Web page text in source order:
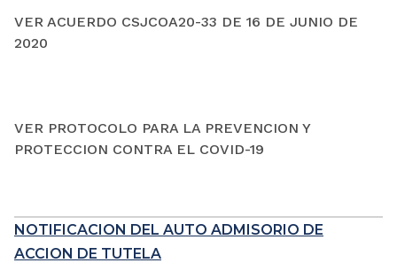
VER ACUERDO CSJCOA20-33 DE 16 DE JUNIO DE
2020
VER PROTOCOLO PARA LA PREVENCION Y
PROTECCION CONTRA EL COVID-19
NOTIFICACION DEL AUTO ADMISORIO DE
ACCION DE TUTELA